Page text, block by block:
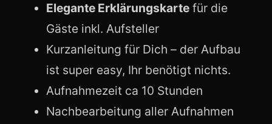
Elegante Erklärungskarte für die
Gäste inkl. Aufsteller
Kurzanleitung für Dich – der Aufbau
ist super easy, Ihr benötigt nichts.
Aufnahmezeit ca 10 Stunden
Nachbearbeitung aller Aufnahmen